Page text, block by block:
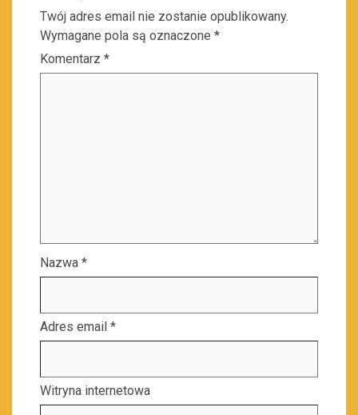
Twój adres email nie zostanie opublikowany.
Wymagane pola są oznaczone *
Komentarz *
Nazwa *
Adres email *
Witryna internetowa